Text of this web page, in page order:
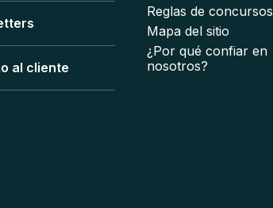
al cliente
Reglas de concursos
Mapa del sitio
¿Por qué confiar en
nosotros?